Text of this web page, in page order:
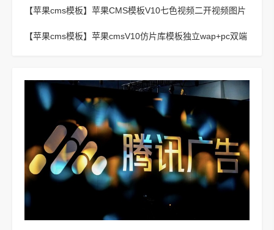
【苹果cms模板】 苹果CMS模板V10七色视频二开视频图片
【苹果cms模板】 苹果cmsV10仿片库模板独立wap+pc双端